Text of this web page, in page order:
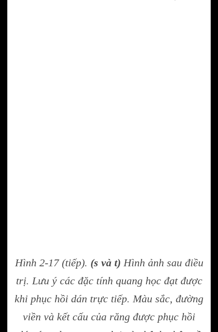
Hình 2-17 (tiếp). (s và t) Hình ảnh sau điều
trị. Lưu ý các đặc tính quang học đạt được
khi phục hồi dán trực tiếp. Màu sắc, đường
viền và kết cấu của răng được phục hồi